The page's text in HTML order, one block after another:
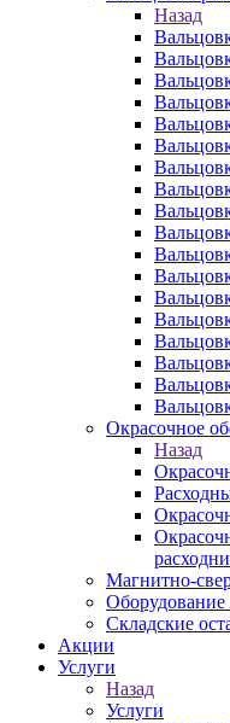
Назад
Окрасочное
Назад
Магнитно-
Оборудование
Складские
Акции
Услуги
Назад
Услуги